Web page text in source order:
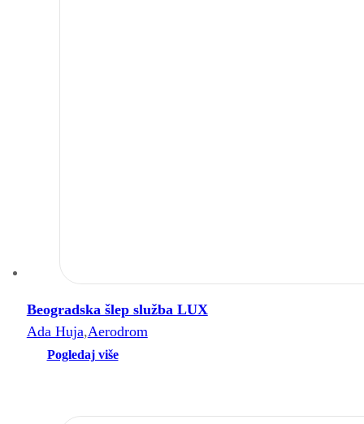
Beogradska šlep služba LUX
Ada Huja,Aerodrom
Pogledaj više